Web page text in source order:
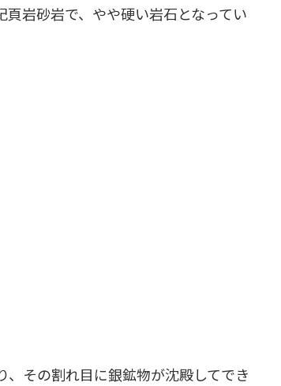
岩砂岩で、やや硬い岩石となってい
その割れ目に銀鉱物が沈殿してでき